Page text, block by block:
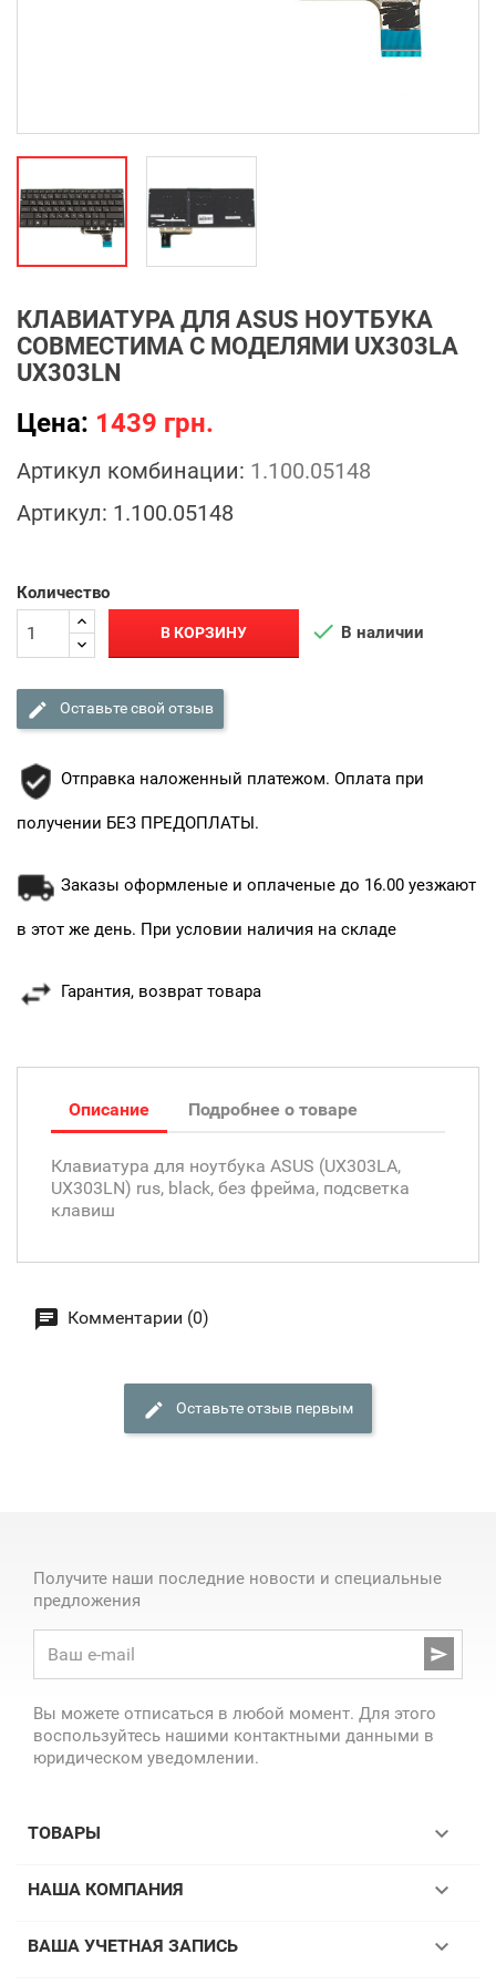
КЛАВИАТУРА ДЛЯ ASUS НОУТБУКА
СОВМЕСТИМА С МОДЕЛЯМИ UX303LA
UX303LN
Цена: 1439 грн.
Артикул комбинации: 1.100.05148
Артикул: 1.100.05148
Количество
В КОРЗИНУ  В наличии
Оставьте свой отзыв
Отправка наложенный платежом. Оплата при
получении БЕЗ ПРЕДОПЛАТЫ.
Заказы оформленые и оплаченые до 16.00 уезжают
в этот же день. При условии наличия на складе
Гарантия, возврат товара
Описание Подробнее о товаре
Клавиатура для ноутбука ASUS (UX303LA,
UX303LN) rus, black, без фрейма, подсветка
клавиш
Комментарии (0)
Оставьте отзыв первым
Получите наши последние новости и специальные
предложения

Вы можете отписаться в любой момент. Для этого
воспользуйтесь нашими контактными данными в
юридическом уведомлении.
ТОВАРЫ 
НАША КОМПАНИЯ 
ВАША УЧЕТНАЯ ЗАПИСЬ 